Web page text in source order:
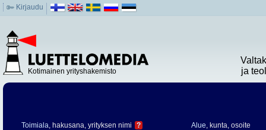
Kirjaudu
Kotimainen yrityshakemisto
ja
Toimiala, hakusana, yrityksen nimi ? Alue, kunta, osoite